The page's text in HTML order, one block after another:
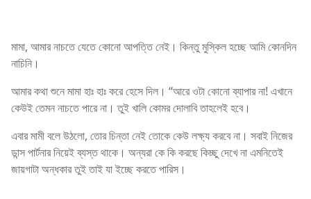
মামা, আমার নাচতে যেতে কোনো আপত্তি নেই। কিন্তু মুস্কিল হচ্ছে আমি কোনদিন
নাচিনি।
আমার কথা শুনে মামা হাঃ হাঃ করে হেসে দিল। “আরে ওটা কোনো ব্যাপার না! এখানে
কেউই তেমন নাচতে পারে না। তুই খালি কোমর দোলাবি তাহলেই হবে।
এবার মামী বলে উঠলো, তোর চিন্তা নেই তোকে কেউ লক্ষ্য করবে না। সবাই নিজের
ডান্স পার্টনার নিয়েই ব্যস্ত থাকে। অন্যরা কে কি করছে কিচ্ছু দেখে না এমনিতেই
জায়গাটা অন্ধকার তুই তাই যা ইচ্ছে করতে পারিস।